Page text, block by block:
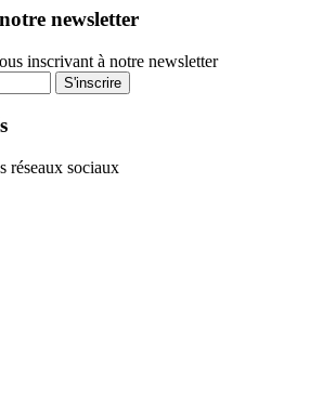
newsletter
inscrivant à notre newsletter
S'inscrire
réseaux sociaux